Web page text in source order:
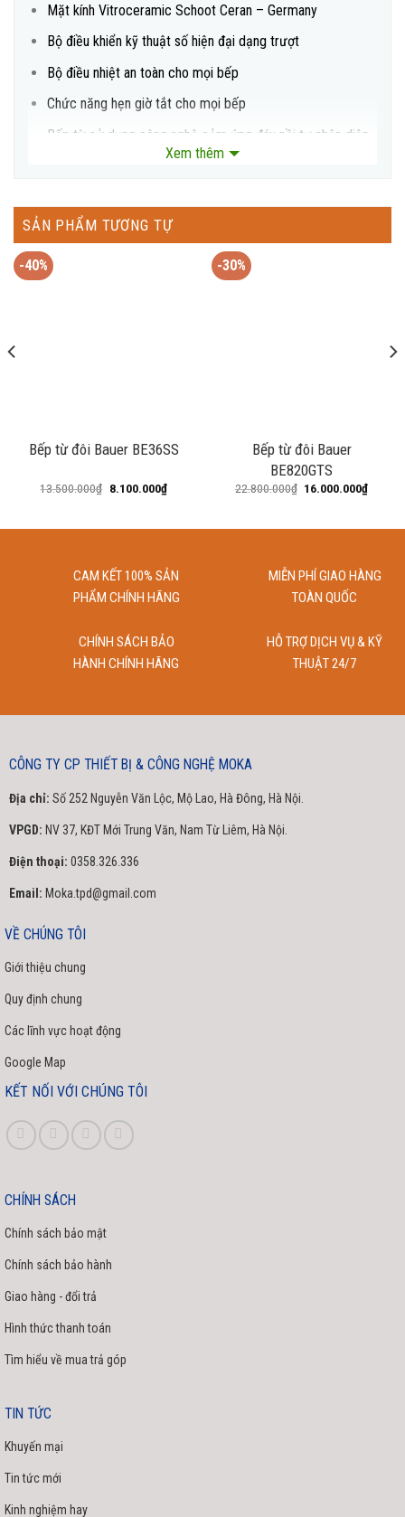
Mặt kính Vitroceramic Schoot Ceran – Germany
Bộ điều khiển kỹ thuật số hiện đại dạng trượt
Bộ điều nhiệt an toàn cho mọi bếp
Chức năng hẹn giờ tắt cho mọi bếp
Bếp từ sử dụng công nghệ cảm ứng đáy nồi tự nhận diện
Chức năng Booster siêu nhanh cho cả 3 vùng nấu
Tính năng an toàn
Tự động báo lỗi khi mức điện áp nằm ngoài vùng bảo vệ
Thông số kỹ thuật:
Kích thước khoét đá: 545 * 585mm
Xem thêm
SẢN PHẨM TƯƠNG TỰ
-40%
Bếp từ đôi Bauer BE36SS
13.500.000₫ 8.100.000₫
-30%
Bếp từ đôi Bauer
BE820GTS
22.800.000₫ 16.000.000₫
CAM KẾT 100% SẢN
PHẨM CHÍNH HÃNG
MIỄN PHÍ GIAO HÀNG
TOÀN QUỐC
CHÍNH SÁCH BẢO
HÀNH CHÍNH HÃNG
HỖ TRỢ DỊCH VỤ & KỸ
THUẬT 24/7
CÔNG TY CP THIẾT BỊ & CÔNG NGHỆ MOKA
Địa chỉ: Số 252 Nguyễn Văn Lộc, Mộ Lao, Hà Đông, Hà Nội.
VPGD: NV 37, KĐT Mới Trung Văn, Nam Từ Liêm, Hà Nội.
Điện thoại: 0358.326.336
Email: Moka.tpd@gmail.com
VỀ CHÚNG TÔI
Giới thiệu chung
Quy định chung
Các lĩnh vực hoạt động
Google Map
KẾT NỐI VỚI CHÚNG TÔI
CHÍNH SÁCH
Chính sách bảo mật
Chính sách bảo hành
Giao hàng - đổi trả
Hình thức thanh toán
Tìm hiểu về mua trả góp
TIN TỨC
Khuyến mại
Tin tức mới
Kinh nghiệm hay